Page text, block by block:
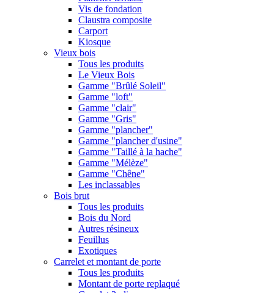
Vis de fondation
Claustra composite
Carport
Kiosque
Vieux bois
Tous les produits
Le Vieux Bois
Gamme "Brûlé Soleil"
Gamme "loft"
Gamme "clair"
Gamme "Gris"
Gamme "plancher"
Gamme "plancher d'usine"
Gamme "Taillé à la hache"
Gamme "Mélèze"
Gamme "Chêne"
Les inclassables
Bois brut
Tous les produits
Bois du Nord
Autres résineux
Feuillus
Exotiques
Carrelet et montant de porte
Tous les produits
Montant de porte replaqué